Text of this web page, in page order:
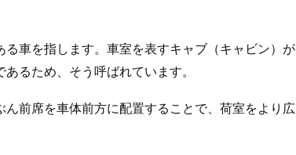
車を指します。車室を表すキャブ（キャビン）が
るため、そう呼ばれています。
前席を車体前方に配置することで、荷室をより広